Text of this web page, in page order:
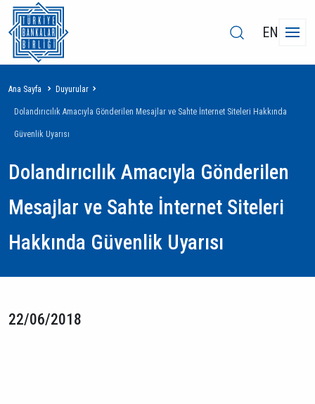
EN
Sayfa
yolu
Ana Sayfa Duyurular
Dolandırıcılık Amacıyla Gönderilen Mesajlar ve Sahte İnternet Siteleri Hakkında
Güvenlik Uyarısı
Dolandırıcılık Amacıyla Gönderilen
Mesajlar ve Sahte İnternet Siteleri
Hakkında Güvenlik Uyarısı
22/06/2018